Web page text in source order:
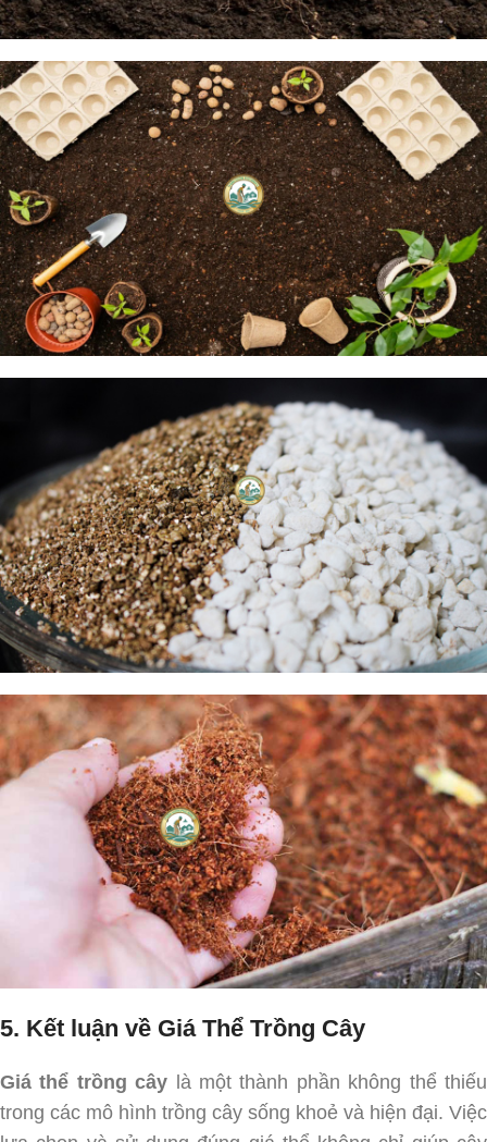
5. Kết luận về Giá Thể Trồng Cây
Giá thể trồng cây là một thành phần không thể thiếu
trong các mô hình trồng cây sống khoẻ và hiện đại. Việc